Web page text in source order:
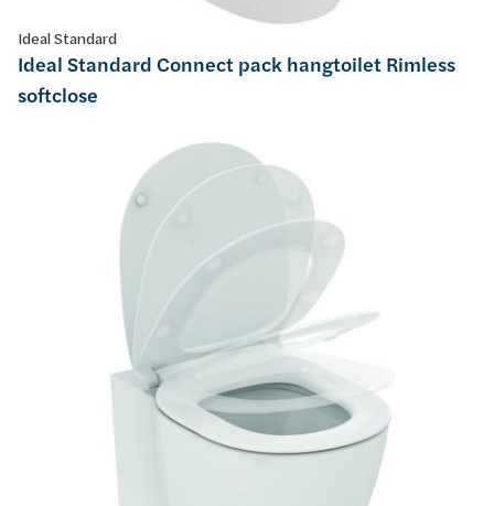
Ideal Standard
Ideal Standard Connect pack hangtoilet Rimless
softclose